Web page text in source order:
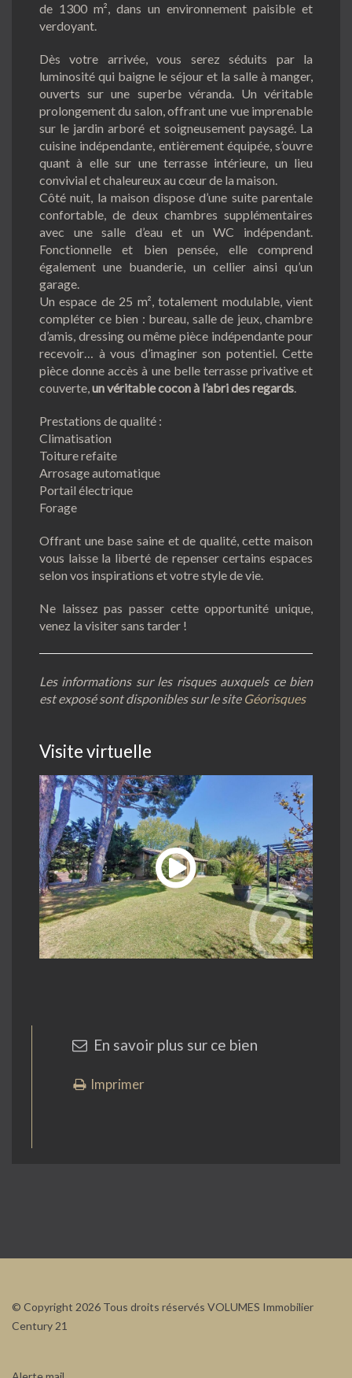
de 1300 m², dans un environnement paisible et
verdoyant.
Dès votre arrivée, vous serez séduits par la
luminosité qui baigne le séjour et la salle à manger,
ouverts sur une superbe véranda. Un véritable
prolongement du salon, offrant une vue imprenable
sur le jardin arboré et soigneusement paysagé. La
cuisine indépendante, entièrement équipée, s’ouvre
quant à elle sur une terrasse intérieure, un lieu
convivial et chaleureux au cœur de la maison.
Côté nuit, la maison dispose d’une suite parentale
confortable, de deux chambres supplémentaires
avec une salle d’eau et un WC indépendant.
Fonctionnelle et bien pensée, elle comprend
également une buanderie, un cellier ainsi qu’un
garage.
Un espace de 25 m², totalement modulable, vient
compléter ce bien : bureau, salle de jeux, chambre
d’amis, dressing ou même pièce indépendante pour
recevoir… à vous d’imaginer son potentiel. Cette
pièce donne accès à une belle terrasse privative et
couverte,un véritable cocon à l’abri des regards.
Prestations de qualité :
Climatisation
Toiture refaite
Arrosage automatique
Portail électrique
Forage
Offrant une base saine et de qualité, cette maison
vous laisse la liberté de repenser certains espaces
selon vos inspirations et votre style de vie.
Ne laissez pas passer cette opportunité unique,
venez la visiter sans tarder !
Les informations sur les risques auxquels ce bien
est exposé sont disponibles sur le site Géorisques
Visite virtuelle
En savoir plus sur ce bien
Imprimer
© Copyright 2026 Tous droits réservés VOLUMES Immobilier
Century 21